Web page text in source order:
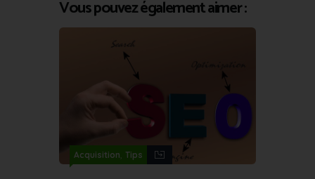
Vous pouvez également aimer :
Acquisition Tips